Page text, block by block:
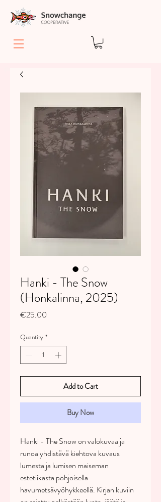
Hanki - The Snow
(Honkalinna, 2025)
€25.00
Quantity *
Add to Cart
Buy Now
Hanki - The Snow on valokuvaa ja
runoa yhdistävä kiehtova kuvaus
lumesta ja lumisen maiseman
estetiikasta pohjoisella
havumetsävyöhykkeellä. Kirjan kuviin